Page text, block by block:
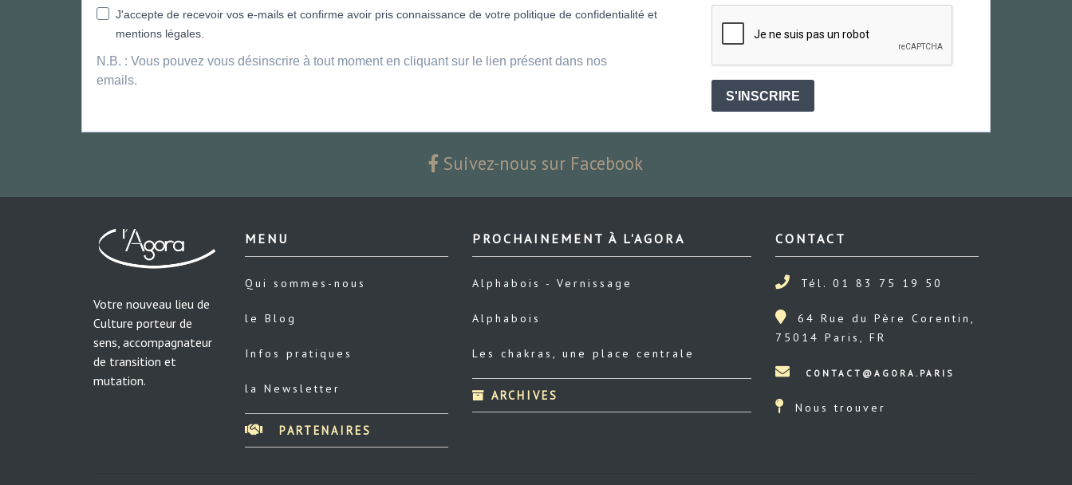
J'accepte de recevoir vos e-mails et confirme avoir pris connaissance de votre politique de confidentialité et
mentions légales.
N.B. : Vous pouvez vous désinscrire à tout moment en cliquant sur le lien présent dans nos
emails.
S'INSCRIRE
Suivez-nous sur Facebook
Votre nouveau lieu de
Culture porteur de
sens, accompagnateur
de transition et
mutation.
MENU
Qui sommes-nous
le Blog
Infos pratiques
la Newsletter
PARTENAIRES
PROCHAINEMENT À L'AGORA
Alphabois - Vernissage
Alphabois
Les chakras, une place centrale
ARCHIVES
CONTACT
Tél. 01 83 75 19 50
64 Rue du Père Corentin,
75014 Paris, FR
Nous trouver